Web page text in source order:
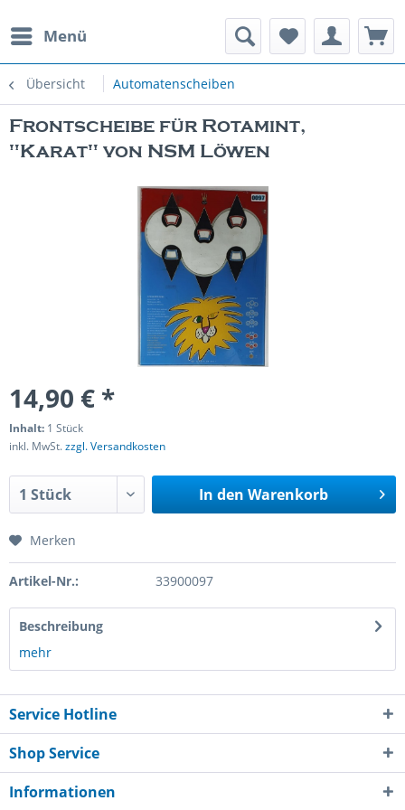
Menü
Übersicht Automatenscheiben
Spielautomaten
Frontscheibe für Rotamint,
"Karat" von NSM Löwen
14,90 € *
Inhalt: 1 Stück
inkl. MwSt.zzgl. Versandkosten
In den Warenkorb
Merken
Artikel-Nr.: 33900097
Beschreibung
mehr
Service Hotline
Shop Service
Informationen